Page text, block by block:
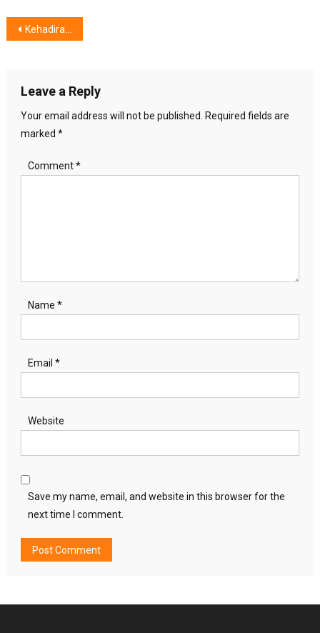
Post
Kehadiran PAX, Lemari Multifungsi,Wujudkan Rumah Impian
Leave a Reply
Your email address will not be published.
Required fields are
marked *
Comment*
Name *
Email *
Website
Save my name, email, and website in this browser for the
next time I comment.